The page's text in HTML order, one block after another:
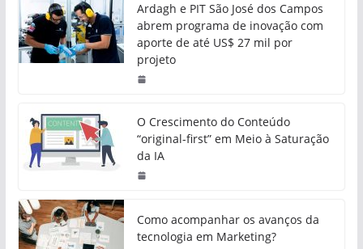
Ardagh e PIT São José dos Campos
abrem programa de inovação com
aporte de até US$ 27 mil por
projeto
O Crescimento do Conteúdo
“original-first” em Meio à Saturação
da IA
Como acompanhar os avanços da
tecnologia em Marketing?